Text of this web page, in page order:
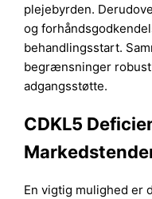
plejebyrden.
og
behandlingsstart.
begrænsninger
adgangsstøtte.
CDKL5
En vigtig mulighed er